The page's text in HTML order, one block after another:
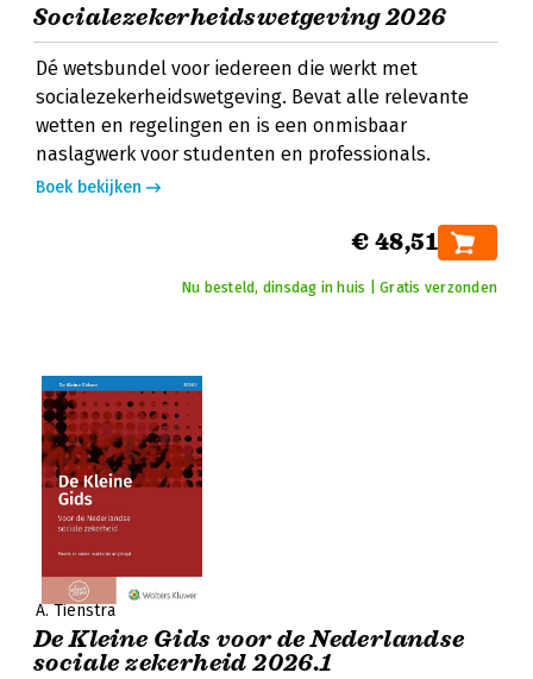
Socialezekerheidswetgeving 2026
Dé wetsbundel voor iedereen die werkt met
socialezekerheidswetgeving. Bevat alle relevante
wetten en regelingen en is een onmisbaar
naslagwerk voor studenten en professionals.
Boek bekijken
€ 48,51
Nu besteld, dinsdag in huis | Gratis verzonden
A. Tienstra
De Kleine Gids voor de Nederlandse
sociale zekerheid 2026.1